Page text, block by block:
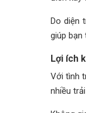
Do diện
giúp bạn
Lợi ích
Với tình
nhiều